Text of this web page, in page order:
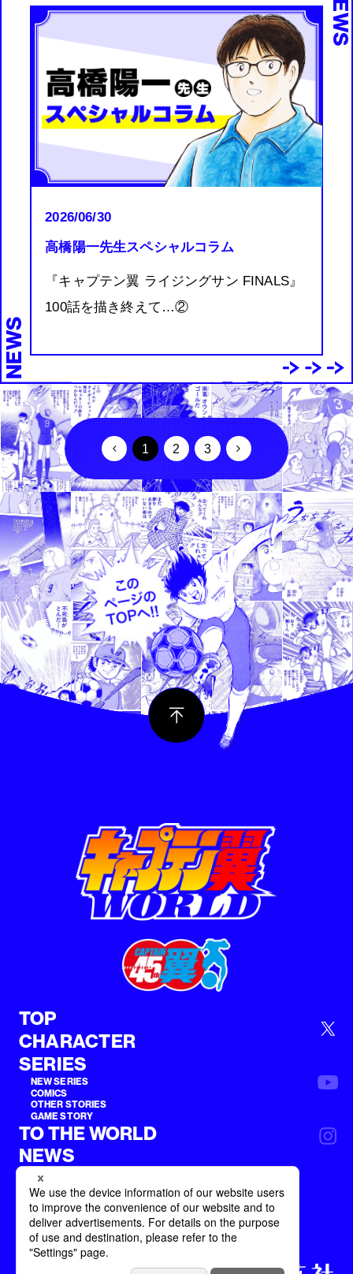
NEWS
NEWS
2026/06/30
高橋陽一先生スペシャルコラム
『キャプテン翼 ライジングサン FINALS』
100話を描き終えて…②
1 2 3
TOP
CHARACTER
SERIES
NEW SERIES
COMICS
OTHER STORIES
GAME STORY
TO THE WORLD
NEWS
集英社プライバシーガイドライン